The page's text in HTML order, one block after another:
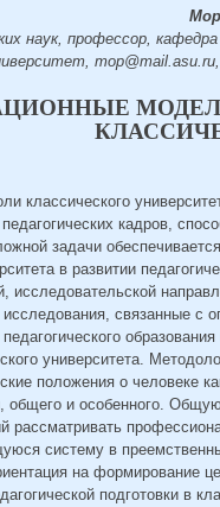
наук, профессор,
классического
педагогических кадров,
задачи
в развитии
исследовательской
исследования, связанные с
университета.
положения о человеке
общего и особенного.
систему в
на формирование
подготовки в